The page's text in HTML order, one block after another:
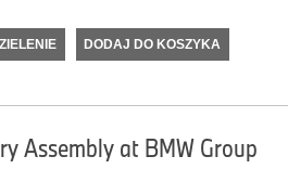
DODAJ DO KOSZYKA
Assembly at BMW Group